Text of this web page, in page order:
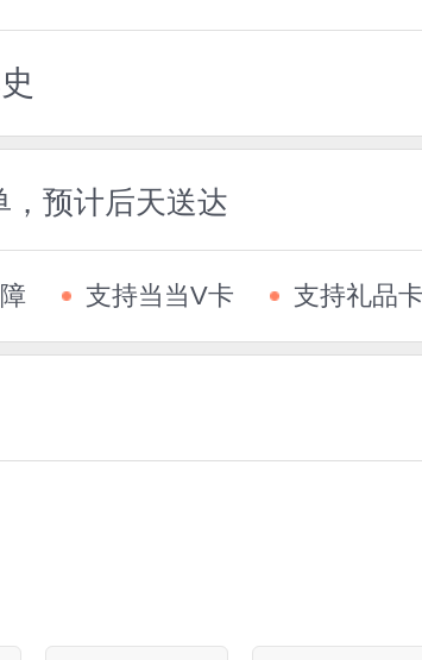
，预计后天送达
支持当当V卡 支持礼品